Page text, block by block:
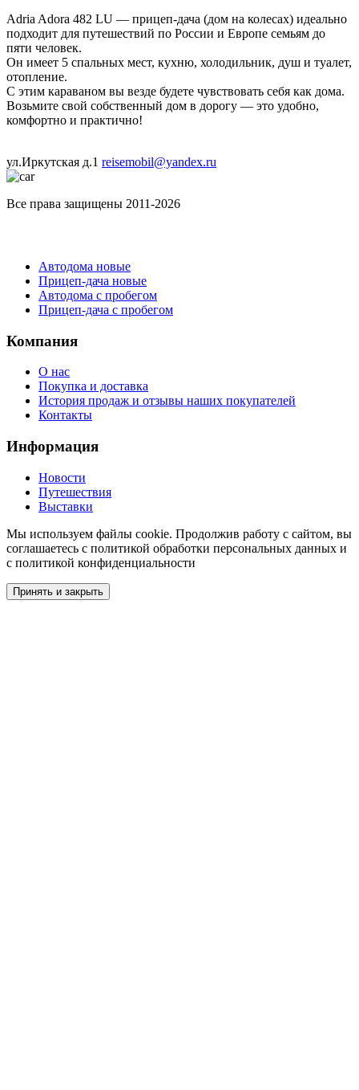
Adria Adora 482 LU — прицеп-дача (дом на колесах) идеально
подходит для путешествий по России и Европе семьям до
пяти человек.
Он имеет 5 спальных мест, кухню, холодильник, душ и туалет,
отопление.
С этим караваном вы везде будете чувствовать себя как дома.
Возьмите свой собственный дом в дорогу — это удобно,
комфортно и практично!
ул.Иркутская д.1 reisemobil@yandex.ru
Все права защищены 2011-2026
Автодома новые
Прицеп-дача новые
Автодома с пробегом
Прицеп-дача с пробегом
Компания
О нас
Покупка и доставка
История продаж и отзывы наших покупателей
Контакты
Информация
Новости
Путешествия
Выставки
Мы используем файлы cookie. Продолжив работу с сайтом, вы
соглашаетесь с политикой обработки персональных данных и
с политикой конфиденциальности
Принять и закрыть